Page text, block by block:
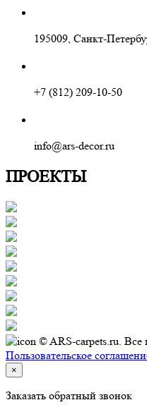
195009, Санкт-
+7 (812) 209-10-50
info@ars-decor.ru
ПРОЕКТЫ
© ARS-carpets.ru.
Пользовательское
×
Заказать обратный звонок